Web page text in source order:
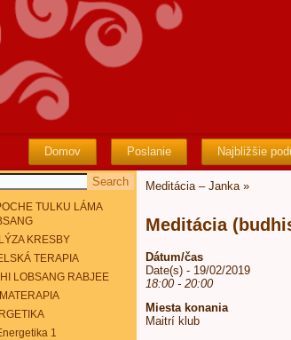
Domov Poslanie Najbližšie
TULKU LÁMA
KRESBY
TERAPIA
LOBSANG RABJEE
1
Meditácia – Janka»
Meditácia
Dátum/čas
Date(s) - 19/02/2019
18:00 - 20:00
Miesta konania
Maitrí klub